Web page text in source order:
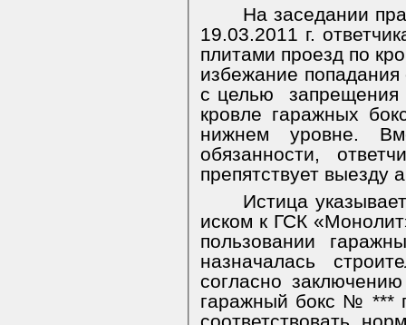
На заседании
19.03.2011 г.
плитами проезд по
избежание
с целью
запрещения
кровле гаражных
нижнем уровне.
обязанности,
препятствует выезду
Истица
иском к ГСК
пользовании
назначалась
согласно
гаражный бокс № ***